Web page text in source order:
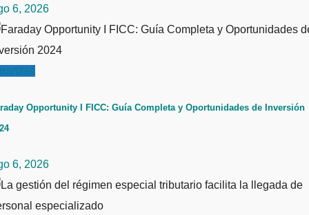
6, 2026
Opportunity I FICC: Guía Completa y Oportunidades de Inversión
6, 2026